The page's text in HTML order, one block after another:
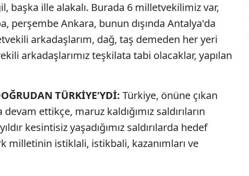
başka ille alakalı. Burada 6 milletvekilimiz var,
perşembe Ankara, bunun dışında Antalya'da
arkadaşlarım, dağ, taş demeden her yeri
arkadaşlarımız teşkilata tabi olacaklar, yapılan
TÜRKİYE'YDİ: Türkiye, önüne çıkan
ettikçe, maruz kaldığımız saldırıların
kesintisiz yaşadığımız saldırılarda hedef
milletinin istiklali, istikbali, kazanımları ve